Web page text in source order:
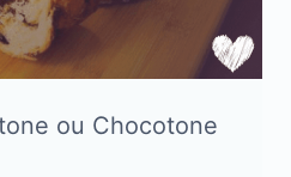
ou Chocotone